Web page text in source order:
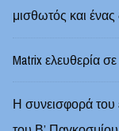
μισθωτός και
Matrix ελευθερία
Η συνεισφορά του